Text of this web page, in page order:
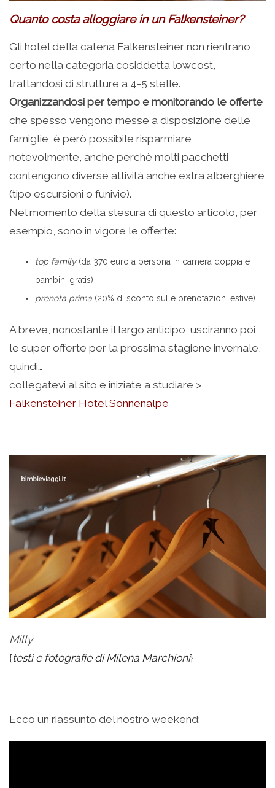
Quanto costa alloggiare in un Falkensteiner?
Gli hotel della catena Falkensteiner non rientrano
certo nella categoria cosiddetta lowcost,
trattandosi di strutture a 4-5 stelle.
Organizzandosi per tempo e monitorando le offerte
che spesso vengono messe a disposizione delle
famiglie, è però possibile risparmiare
notevolmente, anche perchè molti pacchetti
contengono diverse attività anche extra alberghiere
(tipo escursioni o funivie).
Nel momento della stesura di questo articolo, per
esempio, sono in vigore le offerte:
top family(da 370 euro a persona in camera doppia e
bambini gratis)
prenota prima (20% di sconto sulle prenotazioni estive)
A breve, nonostante il largo anticipo, usciranno poi
le super offerte per la prossima stagione invernale,
quindi…
collegatevi al sito e iniziate a studiare >
Falkensteiner Hotel Sonnenalpe
Milly
{testi e fotografie di Milena Marchioni}
Ecco un riassunto del nostro weekend: